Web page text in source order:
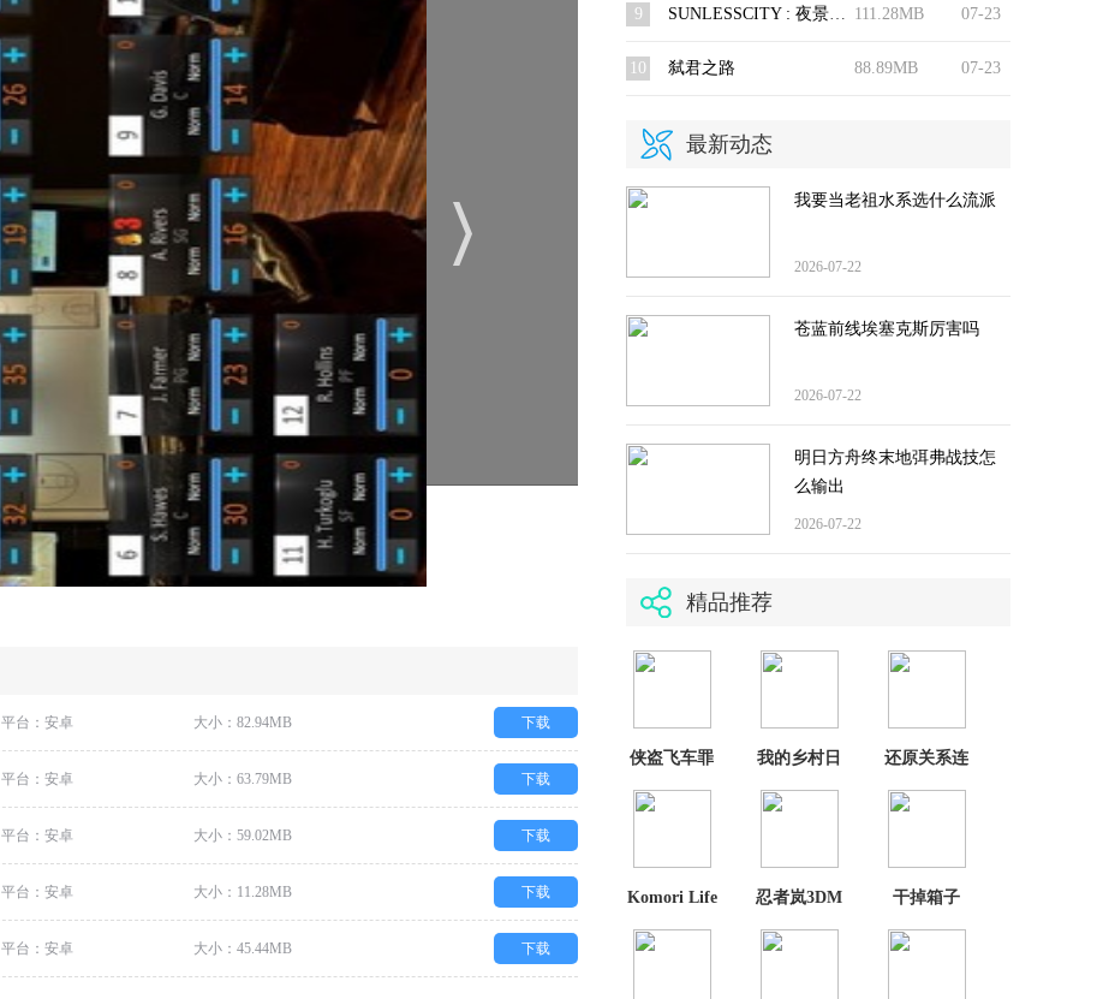
平台：安卓 大小：82.94MB 下载
平台：安卓 大小：63.79MB 下载
平台：安卓 大小：59.02MB 下载
平台：安卓 大小：11.28MB 下载
平台：安卓 大小：45.44MB 下载
07-23
111.28MB
9 SUNLESSCITY : 夜景游戏
07-23
88.89MB
10 弑君之路
最新动态
我要当老祖水系选什么流派
2026-07-22
苍蓝前线埃塞克斯厉害吗
2026-07-22
明日方舟终末地弭弗战技怎
么输出
2026-07-22
精品推荐
侠盗飞车罪
我的乡村日
还原关系连
Komori Life
忍者岚3DM
干掉箱子